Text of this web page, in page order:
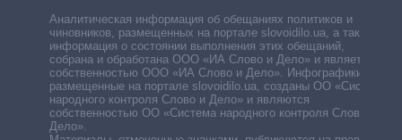
Аналитическая информация об обещаниях политиков и
чиновников, размещенных на портале slovoidilo.ua, а также
информация о состоянии выполнения этих обещаний,
собрана и обработана ООО «ИА Слово и Дело» и является
собственностью ООО «ИА Слово и Дело». Инфографики,
размещенные на портале slovoidilo.ua, созданы ОО «Система
народного контроля Слово и Дело» и являются
собственностью ОО «Система народного контроля Слово и
Дело».